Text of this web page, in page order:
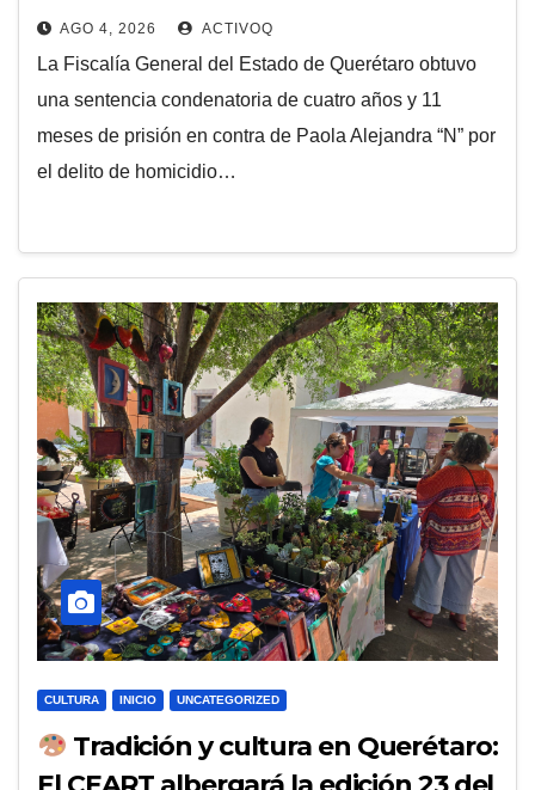
Calzada de Los Arcos
AGO 4, 2026 ACTIVOQ
La Fiscalía General del Estado de Querétaro obtuvo
una sentencia condenatoria de cuatro años y 11
meses de prisión en contra de Paola Alejandra “N” por
el delito de homicidio…
CULTURA INICIO UNCATEGORIZED
Tradición y cultura en Querétaro: